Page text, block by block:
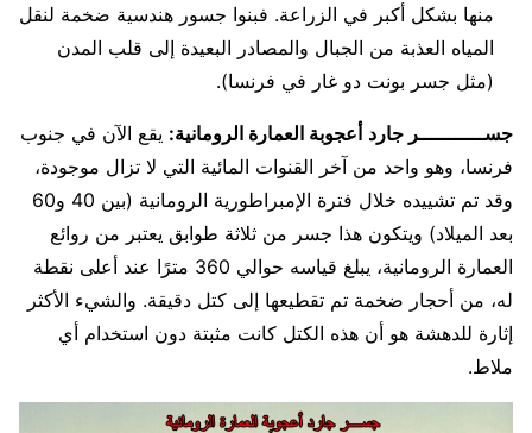
منها بشكل أكبر في الزراعة. فبنوا جسور هندسية ضخمة لنقل
المياه العذبة من الجبال والمصادر البعيدة إلى قلب المدن
(مثل جسر بونت دو غار في فرنسا).
جســـــــــــر جارد أعجوبة العمارة الرومانية: يقع الآن في جنوب
فرنسا، وهو واحد من آخر القنوات المائية التي لا تزال موجودة،
وقد تم تشييده خلال فترة الإمبراطورية الرومانية (بين 40 و60
بعد الميلاد) ويتكون هذا جسر من ثلاثة طوابق يعتبر من روائع
العمارة الرومانية، يبلغ قياسه حوالي 360 مترًا عند أعلى نقطة
له، من أحجار ضخمة تم تقطيعها إلى كتل دقيقة. والشيء الأكثر
إثارة للدهشة هو أن هذه الكتل كانت مثبتة دون استخدام أي
ملاط.